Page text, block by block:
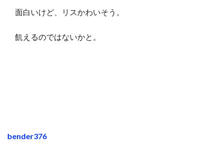
面白いけど、リスかわいそう。
飢えるのではないかと。
bender376